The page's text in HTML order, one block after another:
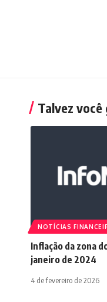
Talvez
NOTÍCIAS
Inflação da zona
janeiro de 2024
4 de fevereiro de 2026